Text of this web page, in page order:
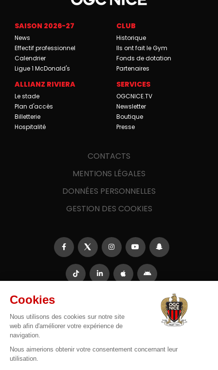
SAISON 2026-27
News
Effectif professionnel
Calendrier
Ligue 1 McDonald's
CLUB
Historique
Ils ont fait le Gym
Fonds de dotation
Partenaires
ALLIANZ RIVIERA
Le stade
Plan d'accès
Billetterie
Hospitalité
SERVICES
OGCNICE.TV
Newsletter
Boutique
Presse
CONTACTS
MENTIONS LÉGALES
DONNÉES PERSONNELLES
GESTION DES COOKIES